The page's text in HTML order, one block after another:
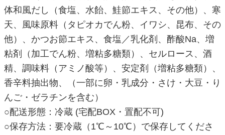
体和風だし（食塩、水飴、鮭節エキス、その他）、寒
天、風味原料（タピオカでん粉、イワシ、昆布、その
他）、かつお節エキス、食塩／乳化剤、酢酸Na、増
粘剤（加工でん粉、増粘多糖類）、セルロース、酒
精、調味料（アミノ酸等）、安定剤（増粘多糖類）、
香辛料抽出物、（一部に卵・乳成分・さけ・大豆・り
んご・ゼラチンを含む）
○配送形態：冷蔵 (宅配BOX・置配不可)
○保存方法：要冷蔵（1℃～10℃）で保存してくださ